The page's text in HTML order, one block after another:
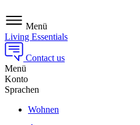
Menü
Living Essentials
Contact us
Menü
Konto
Sprachen
Wohnen